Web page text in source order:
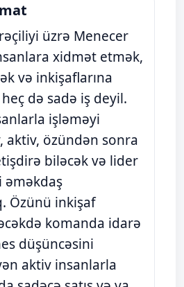
üzrə Menecer
xidmət etmək,
və inkişaflarına
də sadə iş deyil.
işləməyi
aktiv, özündən sonra
biləcək və lider
əməkdaş
Özünü inkişaf
komanda idarə
düşüncəsini
aktiv insanlarla